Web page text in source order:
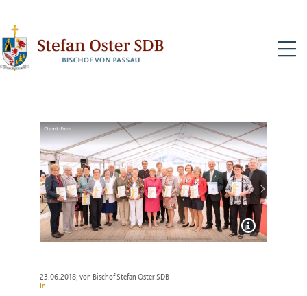
23.06.2018, von Bischof Stefan Oster SDB
In